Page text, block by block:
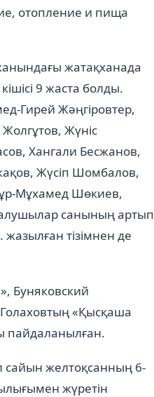
отопление и пища
жатақханада
9 жаста болды.
Гирей Жәңгіровтер,
Жүніс
Хангали Бесжанов,
Жүсіп Шомбалов,
Мұхамед Шөкиев,
алушылар санының артып
тізімнен де
Буняковский
«Қысқаша
пайдаланылған.
желтоқсанның 6-
жүретін